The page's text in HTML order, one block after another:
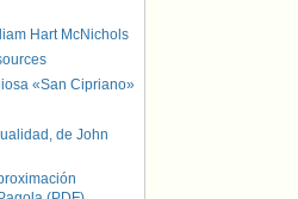
Hart McNichols
«San Cipriano»
de John